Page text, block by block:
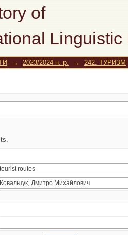
of
Linguistic
→ 2023/2024 н. р. → 242. ТУРИЗМ